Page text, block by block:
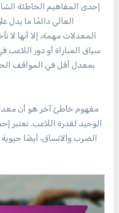
إحدى المفاهيم الخاطئة
العالي دائمًا ما يدل
المعدلات مهمة، إلا أنها لا
سياق المباراة أو دور
بمعدل أقل في المواقف
مفهوم خاطئ آخر هو أن
الوحيد لقدرة اللاعب. تعتبر
الضرب والاتساق، أيضًا